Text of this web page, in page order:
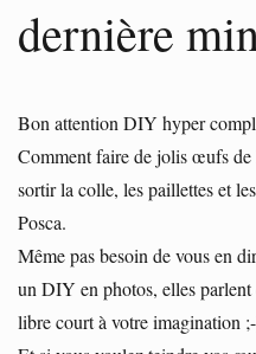
dernière
Bon attention DIY hyper
Comment faire de jolis œufs de
sortir la colle, les paillettes et
Posca.
Même pas besoin de vous en
un DIY en photos, elles parlent
libre court à votre imagination